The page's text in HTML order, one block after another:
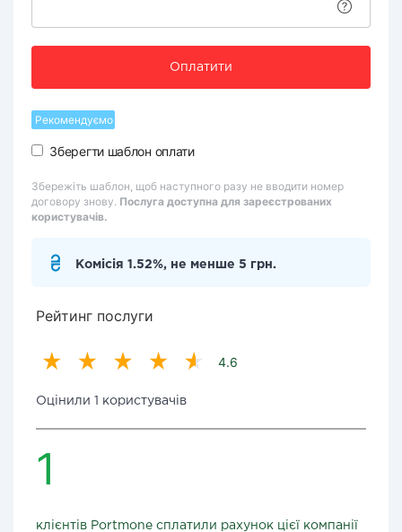
Оплатити
Рекомендуємо
Зберегти шаблон оплати
Збережіть шаблон, щоб наступного разу не вводити номер
договору знову. Послуга доступна для зареєстрованих
користувачів.
Комісія 1.52%, не менше 5 грн.
Рейтинг послуги
4.6
Оцінили 1 користувачів
1
клієнтів Portmone сплатили рахунок цієї компанії